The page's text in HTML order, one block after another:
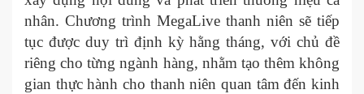
nhân. Chương trình MegaLive thanh niên sẽ tiếp
tục được duy trì định kỳ hằng tháng, với chủ đề
riêng cho từng ngành hàng, nhằm tạo thêm không
gian thực hành cho thanh niên quan tâm đến kinh